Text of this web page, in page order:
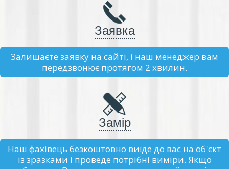
Заявка
Залишаєте заявку на сайті, і наш менеджер вам
передзвонює протягом 2 хвилин.
Замір
Наш фахівець безкоштовно виїде до вас на об'єкт
із зразками і проведе потрібні виміри. Якщо